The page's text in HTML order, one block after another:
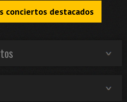
conciertos destacados